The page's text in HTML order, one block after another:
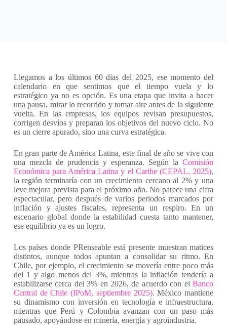
Llegamos a los últimos 60 días del 2025, ese momento del
calendario en que sentimos que el tiempo vuela y lo
estratégico ya no es opción. Es una etapa que invita a hacer
una pausa, mirar lo recorrido y tomar aire antes de la siguiente
vuelta. En las empresas, los equipos revisan presupuestos,
corrigen desvíos y preparan los objetivos del nuevo ciclo. No
es un cierre apurado, sino una curva estratégica.
En gran parte de América Latina, este final de año se vive con
una mezcla de prudencia y esperanza. Según la Comisión
Económica para América Latina y el Caribe (CEPAL, 2025),
la región terminaría con un crecimiento cercano al 2% y una
leve mejora prevista para el próximo año. No parece una cifra
espectacular, pero después de varios periodos marcados por
inflación y ajustes fiscales, representa un respiro. En un
escenario global donde la estabilidad cuesta tanto mantener,
ese equilibrio ya es un logro.
Los países donde PRenseable está presente muestran matices
distintos, aunque todos apuntan a consolidar su ritmo. En
Chile, por ejemplo, el crecimiento se movería entre poco más
del 1 y algo menos del 3%, mientras la inflación tendería a
estabilizarse cerca del 3% en 2026, de acuerdo con elBanco
Central de Chile (IPoM, septiembre 2025). México mantiene
su dinamismo con inversión en tecnología e infraestructura,
mientras que Perú y Colombia avanzan con un paso más
pausado, apoyándose en minería, energía y agroindustria.